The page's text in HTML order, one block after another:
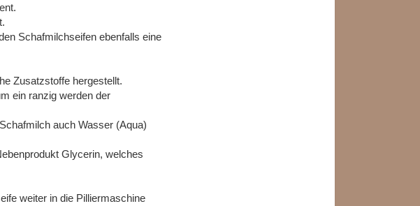
Schafmilchseifen ebenfalls eine
Zusatzstoffe hergestellt.
ein ranzig werden der
auch Wasser (Aqua)
Glycerin, welches
weiter in die Pilliermaschine